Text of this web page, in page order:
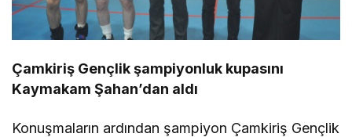
Çamkiriş Gençlik şampiyonluk kupasını
Kaymakam Şahan’dan aldı
Konuşmaların ardından şampiyon Çamkiriş Gençlik